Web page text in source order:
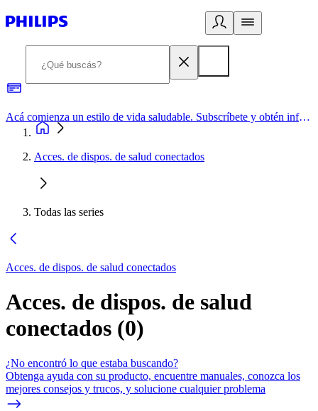
Acá comienza un estilo de vida saludable. Subscríbete y obtén información de primera mano
Acces. de dispos. de salud conectados
Todas las series
Acces. de dispos. de salud conectados
Acces. de dispos. de salud
conectados (0)
¿No encontró lo que estaba buscando?
Obtenga ayuda con su producto, encuentre manuales, conozca los
mejores consejos y trucos, y solucione cualquier problema